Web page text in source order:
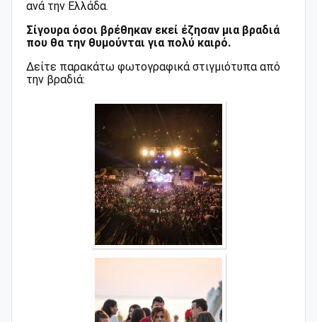
ανά την Ελλάδα.
Σίγουρα όσοι βρέθηκαν εκεί έζησαν μια βραδιά
που θα την θυμούνται για πολύ καιρό.
Δείτε παρακάτω φωτογραφικά στιγμιότυπα από
την βραδιά: